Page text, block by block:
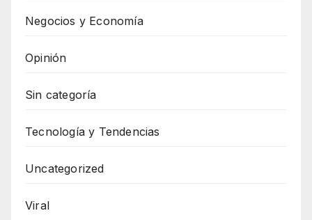
Negocios y Economía
Opinión
Sin categoría
Tecnología y Tendencias
Uncategorized
Viral